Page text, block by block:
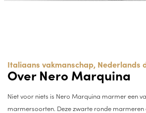
Italiaans vakmanschap, Nederlands
Over Nero Marquina
Niet voor niets is Nero Marquina marmer een
marmersoorten. Deze zwarte ronde